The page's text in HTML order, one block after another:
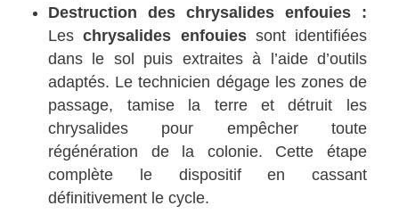
Destruction des chrysalides enfouies :
Leschrysalides enfouiessont identifiées
dans le sol puis extraites à l’aide d’outils
adaptés. Le technicien dégage les zones de
passage, tamise la terre et détruit les
chrysalides pour empêcher toute
régénération de la colonie. Cette étape
complète le dispositif en cassant
définitivement le cycle.